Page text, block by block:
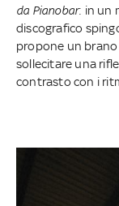
da Pianobar: in un
discografico
propone un brano
sollecitare una
contrasto con i